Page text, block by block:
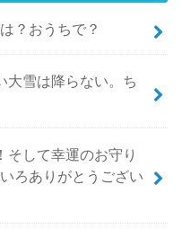
？おうちで？
大雪は降らない。ち
そして幸運のお守り
ろありがとうござい